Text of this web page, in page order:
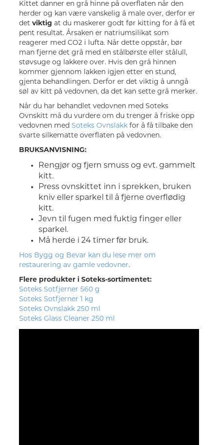
Kittet danner en grå hinne på overflaten når den
herder og kan være vanskelig å male over, derfor er
det viktig at du maskerer godt før kitting for å få et
pent resultat. Årsaken er natriumsilikat som
reagerer med CO2 i lufta. Når dette oppstår, bør
man fjerne det grå med en stålbørste eller stålull,
støvsuge og lakkere over. Hvis den grå hinnen
kommer gjennom lakken igjen etter en stund,
gjenta behandlingen. Derfor er det viktig å unngå
søl av kitt på vedovnen, da det kan sette grå merker.
Når du har behandlet vedovnen med Soteks
Ovnskitt må du vurdere om du trenger å friske opp
vedovnen med Soteks Ovnslakk for å få tilbake den
svarte silkematte overflaten på vedovnen.
BRUKSANVISNING:
Rengjør og fjern smuss og evt. gammelt
kitt.
Press ovnskittet inn i sprekken, bruken
kniv eller sparkel til å fjerne overflødig
kitt.
Jevn til fugen med fuktig finger eller
sparkel.
Må herde i 24 timer før bruk.
Hos Bygg og Bevar kan du lese mer om
restaurering av gamle vedovner.
Flere produkter i Soteks-sortimentet:
Soteks Sotfjerner 560 g
Soteks Sotfjerner 1 kg
Soteks Ovnslakk 250 ml
Soteks Glass Cleaner 250 ml